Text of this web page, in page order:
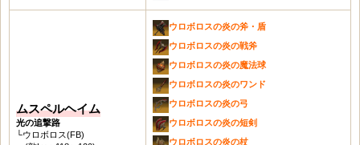
霜柱の大剣
霜柱の魔法球
霜柱のワンド
霜柱の弓
霜柱の短剣
霜柱の杖
霜柱のメイス・盾
マナハイムのワンド
マナハイムのワンド
マナハイムの弓
マナハイムの短剣
マナハイムの杖
マナハイムのメイス・盾
マナハイムのハープ
レーヴァテインのメイス・盾
ヘイムダルの槍・盾
ミスティルテインの双斧
ヘイムダルの双斧
エーギルの兜
フレイヤの黄金兜
ヴィテゲの鎧
ムスペルヘイム
光の追撃路
└ウロボロス(FB)
ウロボロスの炎の斧・盾
ウロボロスの炎の戦斧
ウロボロスの炎の魔法球
ウロボロスの炎のワンド
ウロボロスの炎の弓
ウロボロスの炎の短剣
ウロボロスの炎の杖